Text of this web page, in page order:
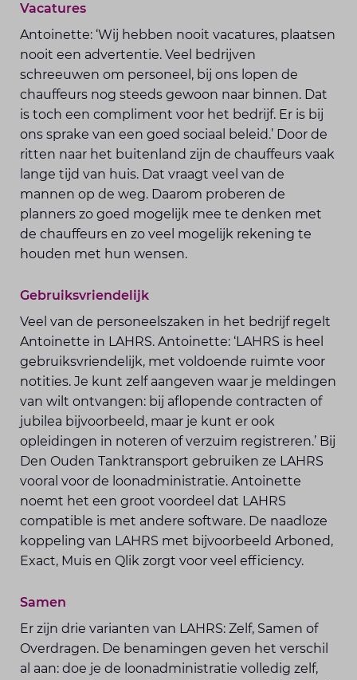
Vacatures
Antoinette: ‘Wij hebben nooit vacatures, plaatsen
nooit een advertentie. Veel bedrijven
schreeuwen om personeel, bij ons lopen de
chauffeurs nog steeds gewoon naar binnen. Dat
is toch een compliment voor het bedrijf. Er is bij
ons sprake van een goed sociaal beleid.’ Door de
ritten naar het buitenland zijn de chauffeurs vaak
lange tijd van huis. Dat vraagt veel van de
mannen op de weg. Daarom proberen de
planners zo goed mogelijk mee te denken met
de chauffeurs en zo veel mogelijk rekening te
houden met hun wensen.
Gebruiksvriendelijk
Veel van de personeelszaken in het bedrijf regelt
Antoinette in LAHRS. Antoinette: ‘LAHRS is heel
gebruiksvriendelijk, met voldoende ruimte voor
notities. Je kunt zelf aangeven waar je meldingen
van wilt ontvangen: bij aflopende contracten of
jubilea bijvoorbeeld, maar je kunt er ook
opleidingen in noteren of verzuim registreren.’ Bij
Den Ouden Tanktransport gebruiken ze LAHRS
vooral voor de loonadministratie. Antoinette
noemt het een groot voordeel dat LAHRS
compatible is met andere software. De naadloze
koppeling van LAHRS met bijvoorbeeld Arboned,
Exact, Muis en Qlik zorgt voor veel efficiency.
Samen
Er zijn drie varianten van LAHRS: Zelf, Samen of
Overdragen. De benamingen geven het verschil
al aan: doe je de loonadministratie volledig zelf,